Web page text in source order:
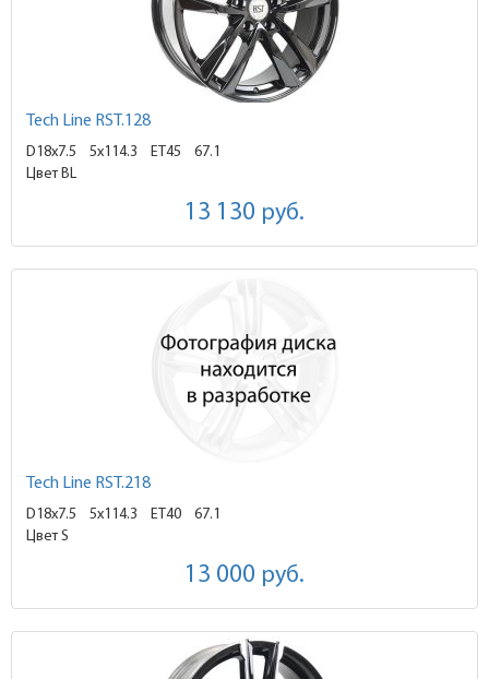
Tech Line RST.128
D18x7.5 5x114.3 ET45
67.1
Цвет BL
13 130 руб.
Tech Line RST.218
D18x7.5 5x114.3 ET40
67.1
Цвет S
13 000 руб.